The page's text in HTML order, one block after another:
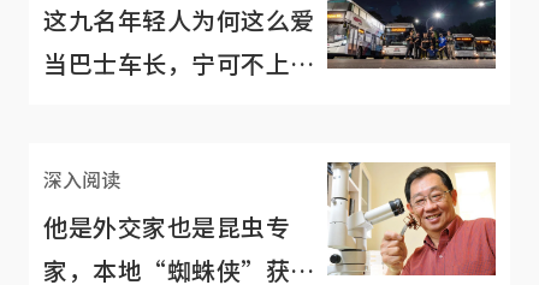
这九名年轻人为何这么爱
当巴士车长，宁可不上大
深入阅读
他是外交家也是昆虫专
家，本地“蜘蛛侠”获颁